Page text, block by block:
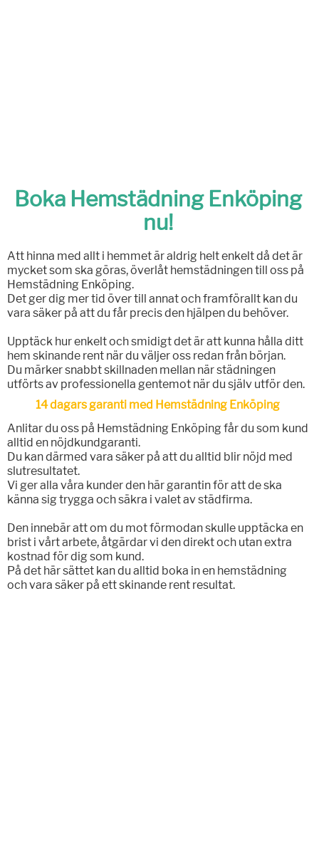
Boka Hemstädning Enköping
nu!
Att hinna med allt i hemmet är aldrig helt enkelt då det är
mycket som ska göras, överlåt hemstädningen till oss på
Hemstädning Enköping.
Det ger dig mer tid över till annat och framförallt kan du
vara säker på att du får precis den hjälpen du behöver.
Upptäck hur enkelt och smidigt det är att kunna hålla ditt
hem skinande rent när du väljer oss redan från början.
Du märker snabbt skillnaden mellan när städningen
utförts av professionella gentemot när du själv utför den.
14 dagars garanti med Hemstädning Enköping
Anlitar du oss på Hemstädning Enköping får du som kund
alltid en nöjdkundgaranti.
Du kan därmed vara säker på att du alltid blir nöjd med
slutresultatet.
Vi ger alla våra kunder den här garantin för att de ska
känna sig trygga och säkra i valet av städfirma.
Den innebär att om du mot förmodan skulle upptäcka en
brist i vårt arbete, åtgärdar vi den direkt och utan extra
kostnad för dig som kund.
På det här sättet kan du alltid boka in en hemstädning
och vara säker på ett skinande rent resultat.